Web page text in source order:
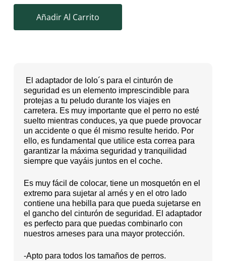
Añadir Al Carrito
El adaptador de lolo´s para el cinturón de
seguridad es un elemento imprescindible para
protejas a tu peludo durante los viajes en
carretera. Es muy importante que el perro no esté
suelto mientras conduces, ya que puede provocar
un accidente o que él mismo resulte herido. Por
ello, es fundamental que utilice esta correa para
garantizar la máxima seguridad y tranquilidad
siempre que vayáis juntos en el coche.
Es muy fácil de colocar, tiene un mosquetón en el
extremo para sujetar al arnés y en el otro lado
contiene una hebilla para que pueda sujetarse en
el gancho del cinturón de seguridad. El adaptador
es perfecto para que puedas combinarlo con
nuestros arneses para una mayor protección.
-Apto para todos los tamaños de perros.